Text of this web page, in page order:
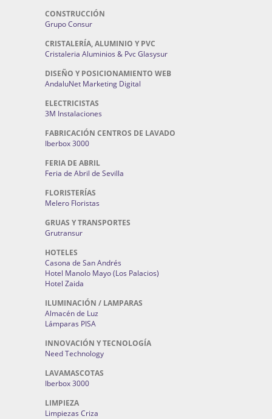
CONSTRUCCIÓN
Grupo Consur
CRISTALERÍA, ALUMINIO Y PVC
Cristaleria Aluminios & Pvc Glasysur
DISEÑO Y POSICIONAMIENTO WEB
AndaluNet Marketing Digital
ELECTRICISTAS
3M Instalaciones
FABRICACIÓN CENTROS DE LAVADO
Iberbox 3000
FERIA DE ABRIL
Feria de Abril de Sevilla
FLORISTERÍAS
Melero Floristas
GRUAS Y TRANSPORTES
Grutransur
HOTELES
Casona de San Andrés
Hotel Manolo Mayo (Los Palacios)
Hotel Zaida
ILUMINACIÓN / LAMPARAS
Almacén de Luz
Lámparas PISA
INNOVACIÓN Y TECNOLOGÍA
Need Technology
LAVAMASCOTAS
Iberbox 3000
LIMPIEZA
Limpiezas Criza